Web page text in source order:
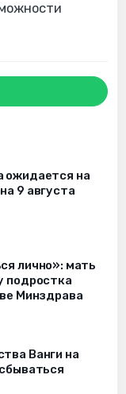
ожидается на
9 августа
лично»: мать
подростка
Минздрава
Ванги на